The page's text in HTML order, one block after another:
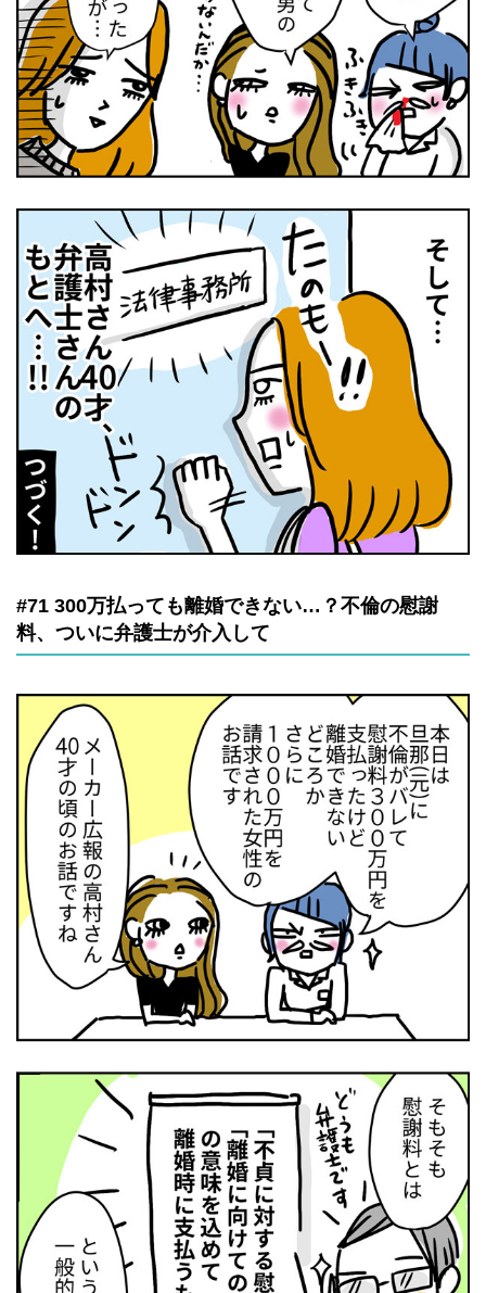
#71 300万払っても離婚できない…？不倫の慰謝
料、ついに弁護士が介入して